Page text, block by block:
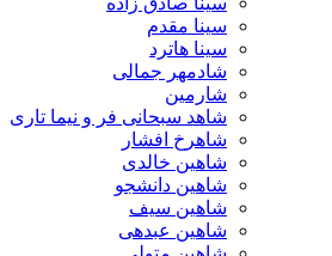
سینا مقدم
سینا هاترد
شادمهر جمالی
شارمین
شاهد سبحانی فر و نیما تاری
شاهرخ افشار
شاهین خالدی
شاهین دانشجو
شاهین سیف
شاهین عبدهی